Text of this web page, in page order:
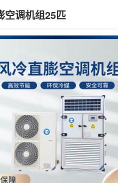
空调机组25匹